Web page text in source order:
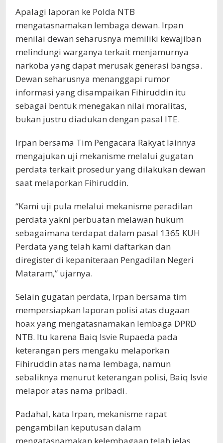
Apalagi laporan ke Polda NTB
mengatasnamakan lembaga dewan. Irpan
menilai dewan seharusnya memiliki kewajiban
melindungi warganya terkait menjamurnya
narkoba yang dapat merusak generasi bangsa.
Dewan seharusnya menanggapi rumor
informasi yang disampaikan Fihiruddin itu
sebagai bentuk menegakan nilai moralitas,
bukan justru diadukan dengan pasal ITE.
Irpan bersama Tim Pengacara Rakyat lainnya
mengajukan uji mekanisme melalui gugatan
perdata terkait prosedur yang dilakukan dewan
saat melaporkan Fihiruddin.
“Kami uji pula melalui mekanisme peradilan
perdata yakni perbuatan melawan hukum
sebagaimana terdapat dalam pasal 1365 KUH
Perdata yang telah kami daftarkan dan
diregister di kepaniteraan Pengadilan Negeri
Mataram,” ujarnya.
Selain gugatan perdata, Irpan bersama tim
mempersiapkan laporan polisi atas dugaan
hoax yang mengatasnamakan lembaga DPRD
NTB. Itu karena Baiq Isvie Rupaeda pada
keterangan pers mengaku melaporkan
Fihiruddin atas nama lembaga, namun
sebaliknya menurut keterangan polisi, Baiq Isvie
melapor atas nama pribadi.
Padahal, kata Irpan, mekanisme rapat
pengambilan keputusan dalam